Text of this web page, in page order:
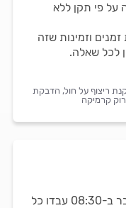
על פי תקן ללא
וזמינות שזה
לכל שאלה.
ריצוף על חול, הדבקת
קרמיקה
״ממש מעולה, הגיע עם 3 עובדים, כבר ב-08:30 עבדו כל